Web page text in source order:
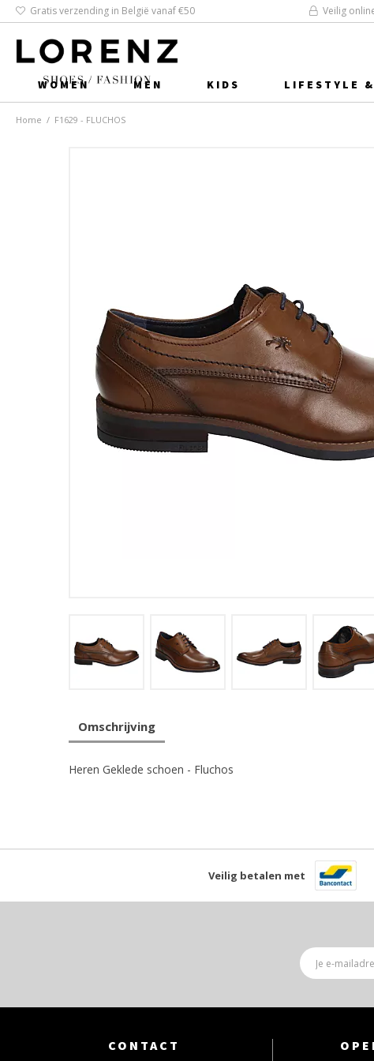
Gratis verzending in België vanaf €50 Veilig
WOMEN MEN KIDS LIFESTYLE
Home / F1629 - FLUCHOS
Omschrijving
Heren Geklede schoen - Fluchos
Veilig betalen met
CONTACT